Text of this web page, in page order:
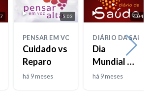
5:03
PENSAR EM VOZ ALTA
Cuidado vs
Reparo
há 9 meses
4:04
DIÁRIO DA SAÚDE
Dia
Mundial da
Pneumonia
há 9 meses